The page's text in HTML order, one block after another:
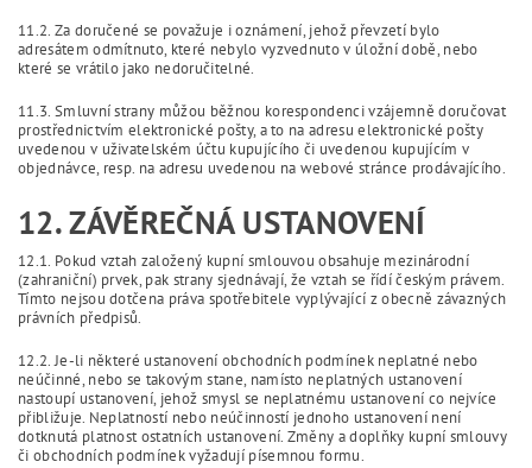
11.2. Za doručené se považuje i oznámení, jehož převzetí bylo
adresátem odmítnuto, které nebylo vyzvednuto v úložní době, nebo
které se vrátilo jako nedoručitelné.
11.3. Smluvní strany můžou běžnou korespondenci vzájemně doručovat
prostřednictvím elektronické pošty, a to na adresu elektronické pošty
uvedenou v uživatelském účtu kupujícího či uvedenou kupujícím v
objednávce, resp. na adresu uvedenou na webové stránce prodávajícího.
12. ZÁVĚREČNÁ USTANOVENÍ
12.1. Pokud vztah založený kupní smlouvou obsahuje mezinárodní
(zahraniční) prvek, pak strany sjednávají, že vztah se řídí českým právem.
Tímto nejsou dotčena práva spotřebitele vyplývající z obecně závazných
právních předpisů.
12.2. Je-li některé ustanovení obchodních podmínek neplatné nebo
neúčinné, nebo se takovým stane, namísto neplatných ustanovení
nastoupí ustanovení, jehož smysl se neplatnému ustanovení co nejvíce
přibližuje. Neplatností nebo neúčinností jednoho ustanovení není
dotknutá platnost ostatních ustanovení. Změny a doplňky kupní smlouvy
či obchodních podmínek vyžadují písemnou formu.